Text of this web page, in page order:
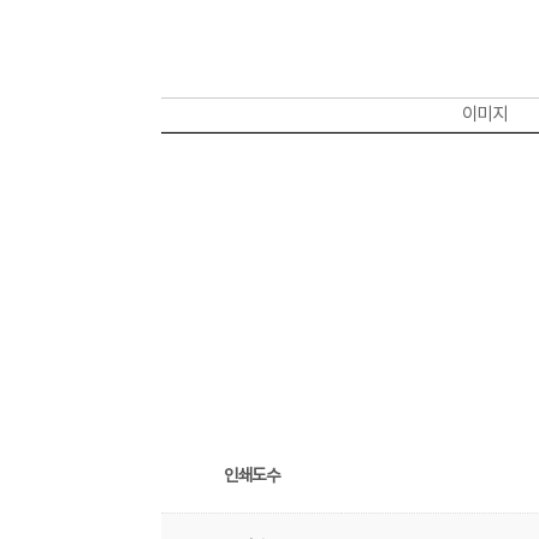
이미지
인쇄도수